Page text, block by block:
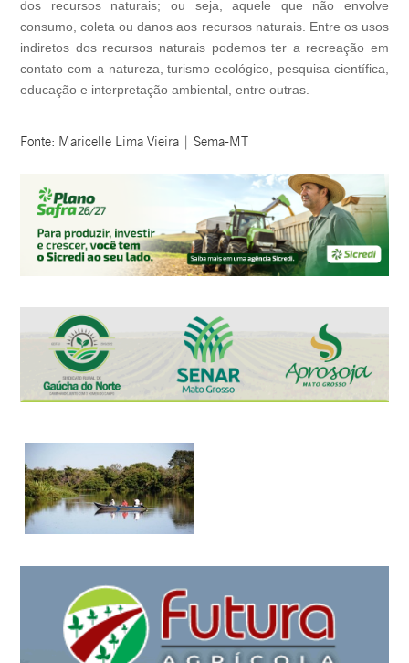
dos recursos naturais; ou seja, aquele que não envolve
consumo, coleta ou danos aos recursos naturais. Entre os usos
indiretos dos recursos naturais podemos ter a recreação em
contato com a natureza, turismo ecológico, pesquisa científica,
educação e interpretação ambiental, entre outras.
Fonte: Maricelle Lima Vieira | Sema-MT